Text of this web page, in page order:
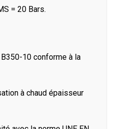
= 20 Bars.
10 conforme à la
à chaud épaisseur